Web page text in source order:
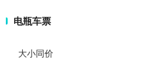
电瓶车票
大小同价